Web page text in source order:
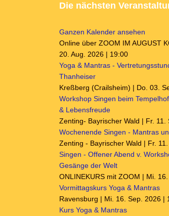
Die nächsten
Ganzen Kalender ansehen
Online über ZOOM IM AUGUST
20. Aug. 2026 | 19:00
Yoga & Mantras -
Thanheiser
Kreßberg (Crailsheim) | Do. 03.
Workshop Singen beim
& Lebensfreude
Zenting- Bayrischer Wald | Fr.
Wochenende Singen - Mantras
Zenting - Bayrischer Wald | Fr.
Singen - Offener Abend v.
Gesänge der Welt
ONLINEKURS mit ZOOM | Mi.
Vormittagskurs Yoga & Mantras
Ravensburg | Mi. 16. Sep. 2026 |
Kurs Yoga & Mantras